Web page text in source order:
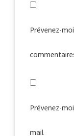
Prévenez-
Prévenez-
mail.